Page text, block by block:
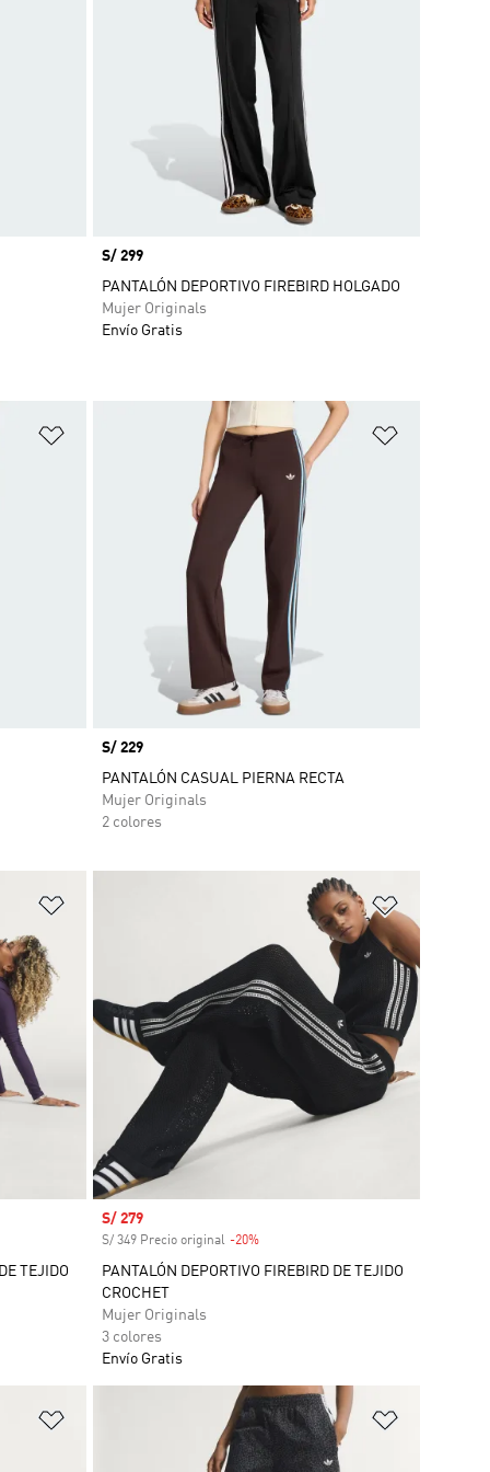
Precio
S/ 299
PANTALÓN DEPORTIVO FIREBIRD HOLGADO
Mujer Originals
Envío Gratis
Añadir a la lista de deseos
Precio
S/ 229
PANTALÓN CASUAL PIERNA RECTA
Mujer Originals
2 colores
TEJIDO
Precio de venta
S/ 279
S/ 349 Precio original -20%Descuento
PANTALÓN DEPORTIVO FIREBIRD DE TEJIDO
CROCHET
Mujer Originals
3 colores
Envío Gratis
Añadir a la lista de deseos